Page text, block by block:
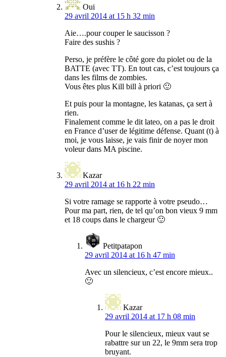
Oui
29 avril 2014 at 15 h 32 min
Aie….pour couper le saucisson ?
Faire des sushis ?
Perso, je préfère le côté gore du piolet ou de la
BATTE (avec TT). En tout cas, c’est toujours ça
dans les films de zombies.
Vous êtes plus Kill bill à priori 🙂
Et puis pour la montagne, les katanas, ça sert à
rien.
Finalement comme le dit lateo, on a pas le droit
en France d’user de légitime défense. Quant (t) à
moi, je vous laisse, je vais finir de noyer mon
voleur dans MA piscine.
Kazar
29 avril 2014 at 16 h 22 min
Si votre ramage se rapporte à votre pseudo…
Pour ma part, rien, de tel qu’on bon vieux 9 mm
et 18 coups dans le chargeur 🙂
Petitpatapon
29 avril 2014 at 16 h 47 min
Avec un silencieux, c’est encore mieux..
🙂
Kazar
29 avril 2014 at 17 h 08 min
Pour le silencieux, mieux vaut se
rabattre sur un 22, le 9mm sera trop
bruyant.